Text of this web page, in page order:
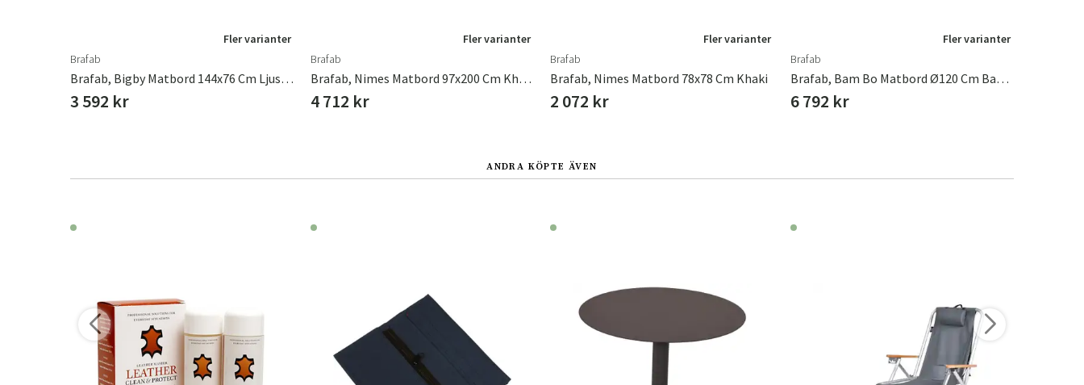
Fler varianter
Brafab
Brafab, Bigby Matbord 144x76 Cm Ljusgrå
3 592 kr
Fler varianter
Brafab
Brafab, Nimes Matbord 97x200 Cm Khaki
4 712 kr
Fler varianter
Brafab
Brafab, Nimes Matbord 78x78 Cm Khaki
2 072 kr
Fler varianter
Brafab
Brafab, Bam Bo Matbord Ø120 Cm Bambu/Nordic Green
6 792 kr
ANDRA KÖPTE ÄVEN